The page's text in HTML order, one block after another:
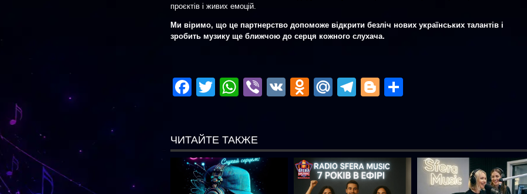
проєктів і живих емоцій.
Ми віримо, що це партнерство допоможе відкрити безліч нових українських талантів і
зробить музику ще ближчою до серця кожного слухача.
Facebook
TwitterWhatsApp
Viber
VK Odnoklassniki
Mail.Ru
Telegram
Blogger
ЧИТАЙТЕ ТАКЖЕ